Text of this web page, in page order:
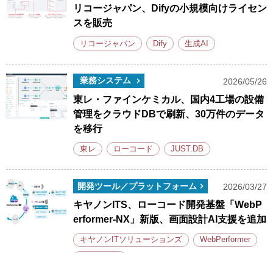
リコージャパン、Difyの小規模向けライセン
スを販売
リコージャパン Dify 生成AI
業務システム 2026/05/26
東レ・ファインケミカル、国内4工場の設備
管理をクラウドDBで刷新、30万件のデータ
を移行
東レ ローコード JUST.DB
開発ツール／プラットフォーム 2026/03/27
キヤノンITS、ローコード開発基盤「WebP
erformer-NX」新版、画面設計AI支援を追加
キヤノンITソリューションズ WebPerformer